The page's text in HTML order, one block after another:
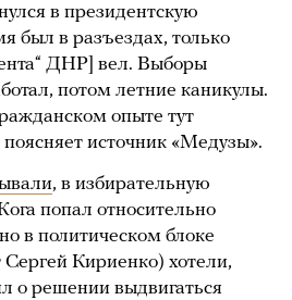
в президентскую
был в разъездах, только
ДНР] вел. Выборы
потом летние каникулы.
опыте тут
источник «Медузы».
, в избирательную
попал относительно
в политическом блоке
Сергей Кириенко) хотели,
о решении выдвигаться